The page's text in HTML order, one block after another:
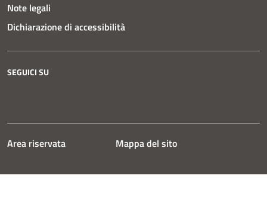
Note legali
Dichiarazione di accessibilità
SEGUICI SU
Area riservata Mappa del sito